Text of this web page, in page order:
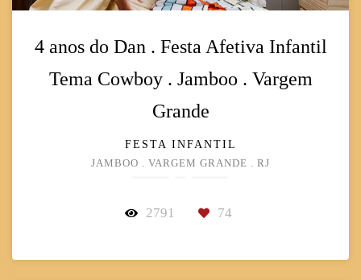
4 anos do Dan . Festa Afetiva Infantil
Tema Cowboy . Jamboo . Vargem
Grande
FESTA INFANTIL
JAMBOO . VARGEM GRANDE . RJ
2791 74